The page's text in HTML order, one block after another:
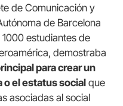
de Comunicación y
de Barcelona
estudiantes de
demostraba
para crear un
o el estatus social que
asociadas al social